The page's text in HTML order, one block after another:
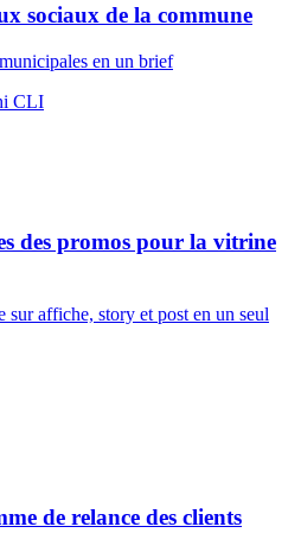
sociaux de la commune
en un brief
CLI
des promos pour la vitrine
affiche, story et post en un seul
de relance des clients